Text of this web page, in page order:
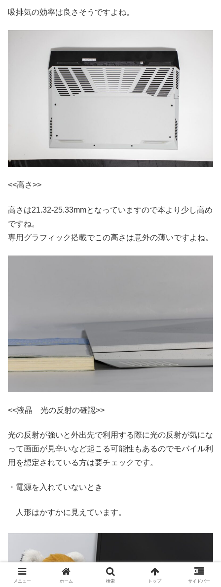
吸排気の効率は良さそうですよね。
<<高さ>>
高さは21.32-25.33mmとなっていますので本より少し高め
ですね。
専用グラフィック搭載でこの高さは意外の薄いですよね。
<<液晶 光の反射の確認>>
光の反射が強いと外出先で利用する際に光の反射が気にな
って画面が見辛いなど起こる可能性もあるのでモバイル利
用を想定されている方は要チェックです。
・電源を入れていないとき
人形はかすかに見えています。
メニュー ホーム 検索 トップ サイドバー